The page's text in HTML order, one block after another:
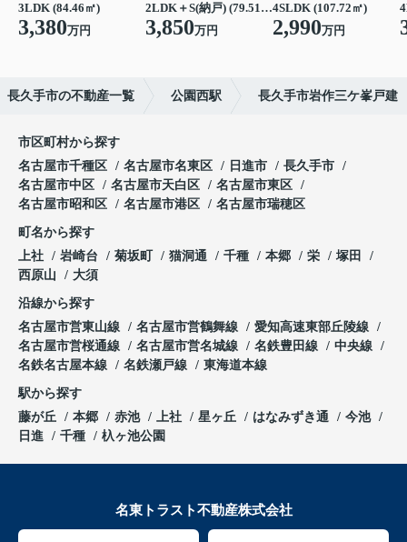
3LDK (84.46㎡)
3,380万円
2LDK＋S(納戸) (79.51㎡)
3,850万円
4SLDK (107.72㎡)
2,990万円
長久手市の不動産一覧 公園西駅 長久手市岩作三ケ峯戸建
市区町村から探す
名古屋市千種区
名古屋市名東区 日進市
長久手市
名古屋市中区
名古屋市天白区
名古屋市東区
名古屋市昭和区
名古屋市港区 名古屋市瑞穂区
町名から探す
上社
岩崎台 菊坂町 猫洞通 千種 本郷 栄
塚田
西原山
大須
沿線から探す
名古屋市営東山線
名古屋市営鶴舞線
愛知高速東部丘陵線
名古屋市営桜通線
名古屋市営名城線 名鉄豊田線
中央線
名鉄名古屋本線
名鉄瀬戸線 東海道本線
駅から探す
藤が丘
本郷 赤池 上社 星ヶ丘 はなみずき通
今池
日進
千種 杁ヶ池公園
名東トラスト不動産株式会社